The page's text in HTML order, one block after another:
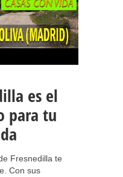
es el
para tu
Fresnedilla te
Con sus